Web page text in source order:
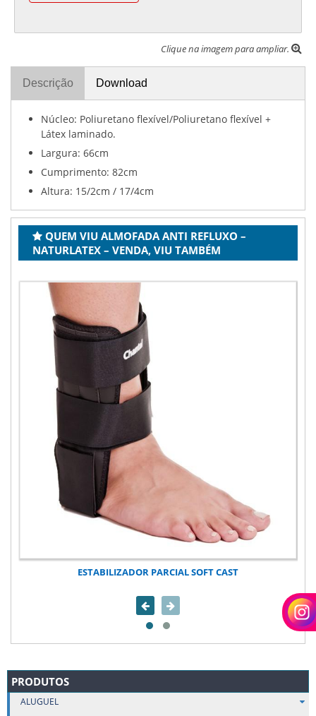
Clique na imagem para ampliar.
Descrição Download
Núcleo: Poliuretano flexível/Poliuretano flexível +
Látex laminado.
Largura: 66cm
Cumprimento: 82cm
Altura: 15/2cm / 17/4cm
QUEM VIU ALMOFADA ANTI REFLUXO –
NATURLATEX – VENDA, VIU TAMBÉM
ESTABILIZADOR PARCIAL SOFT CAST
PRODUTOS
ALUGUEL